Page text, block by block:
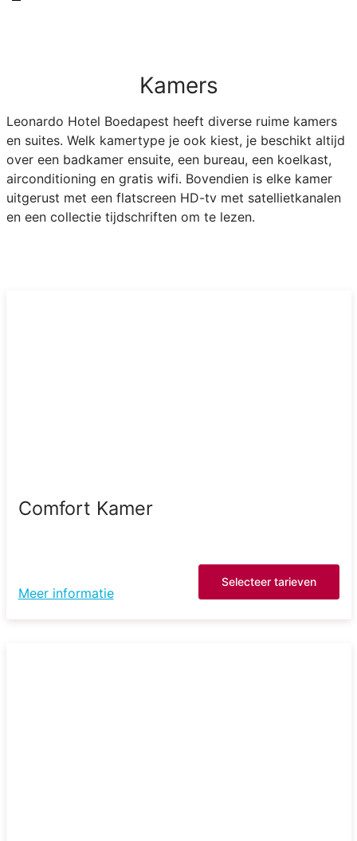
Kamers
Leonardo Hotel Boedapest heeft diverse ruime kamers
en suites. Welk kamertype je ook kiest, je beschikt altijd
over een badkamer ensuite, een bureau, een koelkast,
airconditioning en gratis wifi. Bovendien is elke kamer
uitgerust met een flatscreen HD-tv met satellietkanalen
en een collectie tijdschriften om te lezen.
Comfort Kamer
Meer informatie
Selecteer tarieven